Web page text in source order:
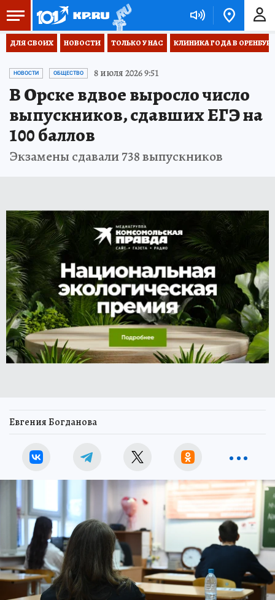
ДЛЯ СВОИХ НОВОСТИ ТОЛЬКО У НАС КЛИНИКА ГОДА В
НОВОСТИ ОБЩЕСТВО 8 июля 2026 9:51
В Орске вдвое выросло число
выпускников, сдавших ЕГЭ на
100 баллов
Экзамены сдавали 738 выпускников
Евгения Богданова